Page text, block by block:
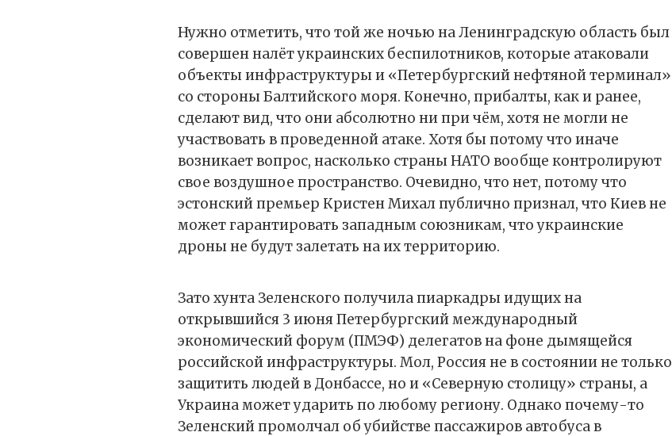
Нужно отметить, что той же ночью на Ленинградскую область был
совершен налёт украинских беспилотников, которые атаковали
объекты инфраструктуры и «Петербургский нефтяной терминал»
со стороны Балтийского моря. Конечно, прибалты, как и ранее,
сделают вид, что они абсолютно ни при чём, хотя не могли не
участвовать в проведенной атаке. Хотя бы потому что иначе
возникает вопрос, насколько страны НАТО вообще контролируют
свое воздушное пространство. Очевидно, что нет, потому что
эстонский премьер Кристен Михал публично признал, что Киев не
может гарантировать западным союзникам, что украинские
дроны не будут залетать на их территорию.
Зато хунта Зеленского получила пиаркадры идущих на
открывшийся 3 июня Петербургский международный
экономический форум (ПМЭФ) делегатов на фоне дымящейся
российской инфраструктуры. Мол, Россия не в состоянии не только
защитить людей в Донбассе, но и «Северную столицу» страны, а
Украина может ударить по любому региону. Однако почему-то
Зеленский промолчал об убийстве пассажиров автобуса в